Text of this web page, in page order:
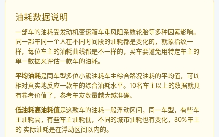
油耗数据说明
一部车的油耗受发动机变速箱车重风阻系数轮胎等多种因素影响。
同一部车同一个人在不同时间段的油耗都是变化的，就象指纹一
样，每位车主的油耗曲线都是不一样的，买车要避免用特定车主的
单一数据来评估一款车的油耗。
平均油耗是同车型多位小熊油耗车主综合路况油耗的平均值，可以
相对真实地反应一款车的综合油耗水平。10名车主以上的数据就具
有参考价值了，参考车友数量越大越准确。
低油耗高油耗值是这款车的油耗一般浮动区间，同一车型，有些车
主油耗高，有些车主油耗低，不同的城市油耗也有变化，80%车主
的 实际油耗是在浮动区间以内的。